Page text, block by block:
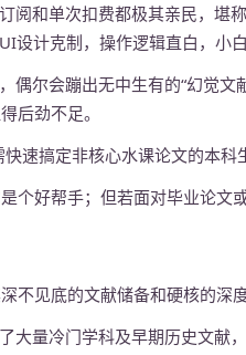
阅和单次扣费都极其亲民，堪
设计克制，操作逻辑直白，小
偶尔会蹦出无中生有的“幻觉
后劲不足。
速搞定非核心水课论文的本科
个好帮手；但若面对毕业论
不见底的文献储备和硬核的深
大量冷门学科及早期历史文献